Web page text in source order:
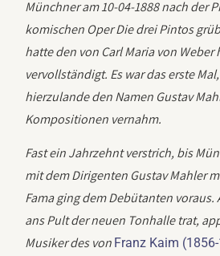
Münchner am 10-04-1888 nach der
komischen Oper Die drei Pintos
hatte den von Carl Maria von
vervollständigt. Es war das erste
hierzulande den Namen Gustav
Kompositionen vernahm.
Fast ein Jahrzehnt verstrich, bis
mit dem Dirigenten Gustav Mahler
Fama ging dem Debütanten voraus.
ans Pult der neuen Tonhalle trat,
Musiker des von Franz Kaim